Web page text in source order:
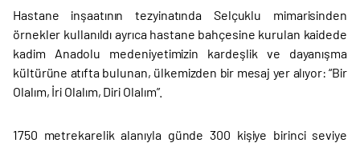
Hastane inşaatının tezyinatında Selçuklu mimarisinden
örnekler kullanıldı ayrıca hastane bahçesine kurulan kaidede
kadim Anadolu medeniyetimizin kardeşlik ve dayanışma
kültürüne atıfta bulunan, ülkemizden bir mesaj yer alıyor: “Bir
Olalım, İri Olalım, Diri Olalım”.
1750 metrekarelik alanıyla günde 300 kişiye birinci seviye